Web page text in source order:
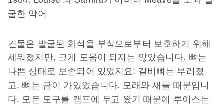
굴한 악어
건물은 발굴된 화석을 부식으로부터 보호하기 위해
세워졌지만, 크게 도움이 되지는 않았습니다. 뼈는
나쁜 상태로 보존되어 있었지요: 갈비뼈는 부러졌
고, 뼈는 금이 가있었습니다. 모래와 새들 때문입니
다. 모든 도구를 캠프에 두고 왔기 때문에 루이스는